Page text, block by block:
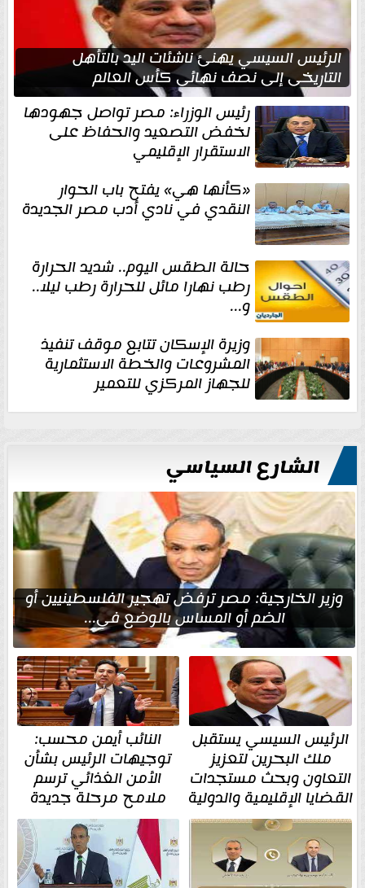
الرئيس السيسي يهنئ ناشئات اليد بالتأهل
التاريخي إلى نصف نهائي كأس العالم
رئيس الوزراء: مصر تواصل جهودها
لخفض التصعيد والحفاظ على
الاستقرار الإقليمي
«كأنها هي» يفتح باب الحوار
النقدي في نادي أدب مصر الجديدة
حالة الطقس اليوم.. شديد الحرارة
رطب نهارا مائل للحرارة رطب ليلا..
و...
وزيرة الإسكان تتابع موقف تنفيذ
المشروعات والخطة الاستثمارية
للجهاز المركزي للتعمير
الشارع السياسي
وزير الخارجية: مصر ترفض تهجير الفلسطينيين أو
الضم أو المساس بالوضع في...
الرئيس السيسي يستقبل
ملك البحرين لتعزيز
التعاون وبحث مستجدات
القضايا الإقليمية والدولية
النائب أيمن محسب:
توجيهات الرئيس بشأن
الأمن الغذائي ترسم
ملامح مرحلة جديدة